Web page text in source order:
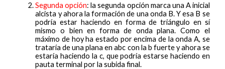
Segunda opción: la segunda opción marca una A inicial
alcista y ahora la formación de una onda B. Y esa B se
podría estar haciendo en forma de triángulo en sí
mismo o bien en forma de onda plana. Como el
máximo de hoy ha estado por encima de la onda A, se
trataría de una plana en abc con la b fuerte y ahora se
estaría haciendo la c, que podría estarse haciendo en
pauta terminal por la subida final.